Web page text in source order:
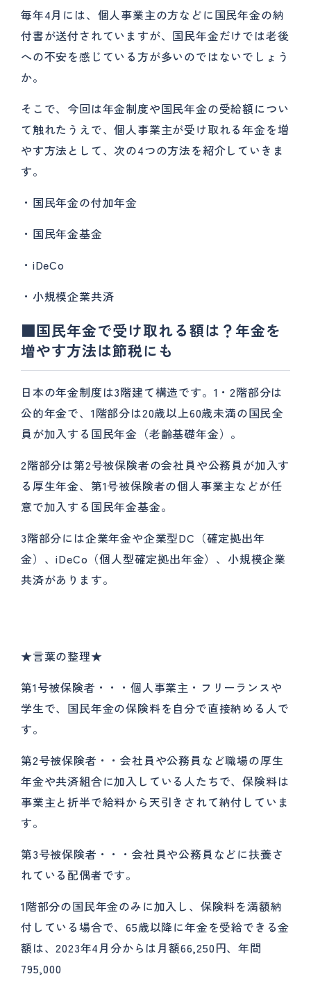
毎年4月には、個人事業主の方などに国民年金の納
付書が送付されていますが、国民年金だけでは老後
への不安を感じている方が多いのではないでしょう
か。
そこで、今回は年金制度や国民年金の受給額につい
て触れたうえで、個人事業主が受け取れる年金を増
やす方法として、次の4つの方法を紹介していきま
す。
・国民年金の付加年金
・国民年金基金
・iDeCo
・小規模企業共済
■国民年金で受け取れる額は？年金を
増やす方法は節税にも
日本の年金制度は3階建て構造です。1・2階部分は
公的年金で、1階部分は20歳以上60歳未満の国民全
員が加入する国民年金（老齢基礎年金）。
2階部分は第2号被保険者の会社員や公務員が加入す
る厚生年金、第1号被保険者の個人事業主などが任
意で加入する国民年金基金。
3階部分には企業年金や企業型DC（確定拠出年
金）、iDeCo（個人型確定拠出年金）、小規模企業
共済があります。
★言葉の整理★
第1号被保険者・・・個人事業主・フリーランスや
学生で、国民年金の保険料を自分で直接納める人で
す。
第2号被保険者・・会社員や公務員など職場の厚生
年金や共済組合に加入している人たちで、保険料は
事業主と折半で給料から天引きされて納付していま
す。
第3号被保険者・・・会社員や公務員などに扶養さ
れている配偶者です。
1階部分の国民年金のみに加入し、保険料を満額納
付している場合で、65歳以降に年金を受給できる金
額は、2023年4月分からは月額66,250円、年間
795,000